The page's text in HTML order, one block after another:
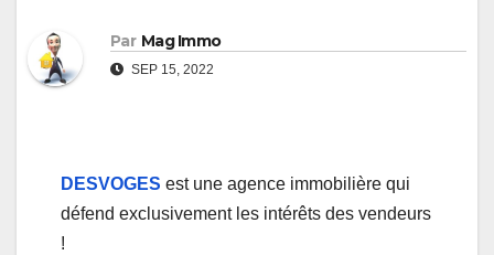
Par Mag Immo
SEP 15, 2022
DESVOGES est une agence immobilière qui
défend exclusivement les intérêts des vendeurs
!